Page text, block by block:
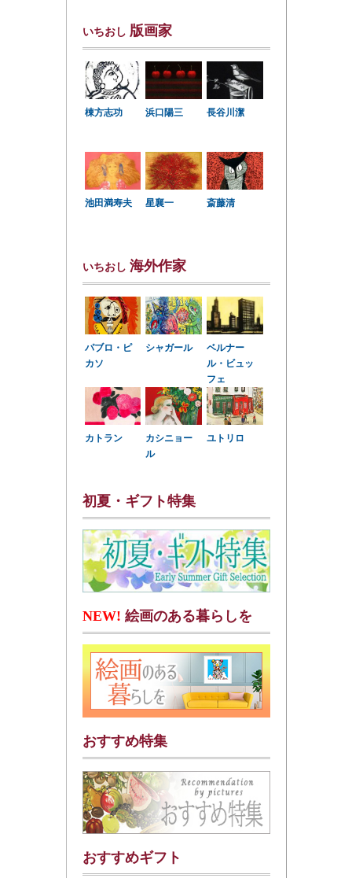
いちおし 版画家
棟方志功 浜口陽三 長谷川潔
池田満寿夫 星襄一 斎藤清
いちおし 海外作家
パブロ・ピ
カソ
シャガール
ベルナー
ル・ビュッ
フェ
カトラン
カシニョー
ル
ユトリロ
初夏・ギフト特集
NEW! 絵画のある暮らしを
おすすめ特集
おすすめギフト